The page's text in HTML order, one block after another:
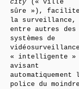
city
(« ville
sûre »),
la surveillance,
entre autres des
systèmes de
vidéosurveillance
« intelligente »
avisant
automatiquement
police du moindre